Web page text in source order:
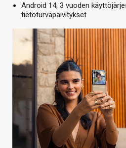
Android 14, 3 vuoden
tietoturvapäivitykset